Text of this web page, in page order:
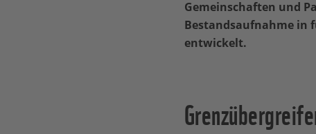
Gemeinschaften und
Bestandsaufnahme in
entwickelt.